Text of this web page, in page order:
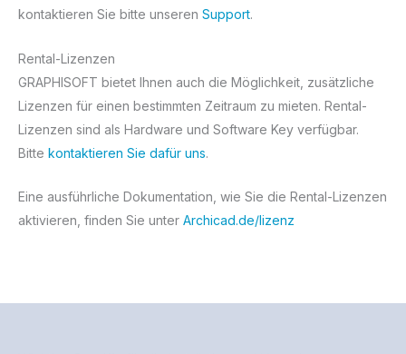
kontaktieren Sie bitte unseren Support.
Rental-Lizenzen
GRAPHISOFT bietet Ihnen auch die Möglichkeit, zusätzliche
Lizenzen für einen bestimmten Zeitraum zu mieten. Rental-
Lizenzen sind als Hardware und Software Key verfügbar.
Bitte kontaktieren Sie dafür uns.
Eine ausführliche Dokumentation, wie Sie die Rental-Lizenzen
aktivieren, finden Sie unter Archicad.de/lizenz